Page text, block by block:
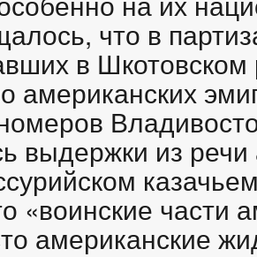
что в
в
американских
выдержки из
«воинские части
американские